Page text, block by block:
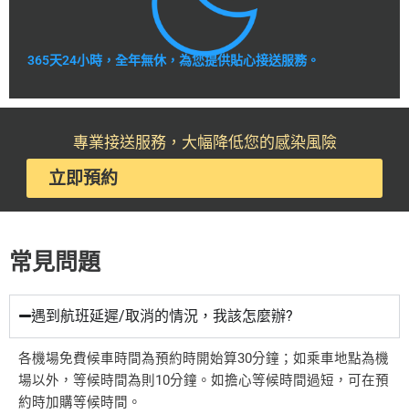
365天24小時，全年無休，為您提供貼心接送服務。
專業接送服務，大幅降低您的感染風險
立即預約
常見問題
遇到航班延遲/取消的情況，我該怎麼辦?
各機場免費候車時間為預約時開始算30分鐘；如乘車地點為機
場以外，等候時間為則10分鐘。如擔心等候時間過短，可在預
約時加購等候時間。